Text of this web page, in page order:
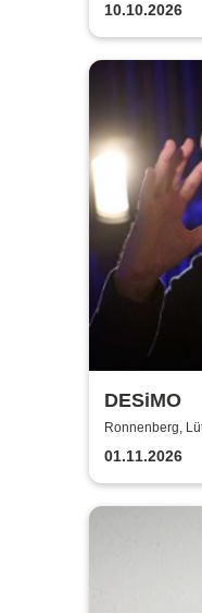
10.10.2026
DESiMO
Ronnenberg,
01.11.2026